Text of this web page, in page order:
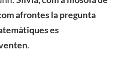
afrontes la pregunta
es
.